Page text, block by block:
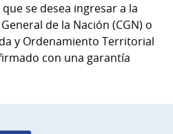
se desea ingresar a la
de la Nación (CGN) o
y Ordenamiento Territorial
con una garantía